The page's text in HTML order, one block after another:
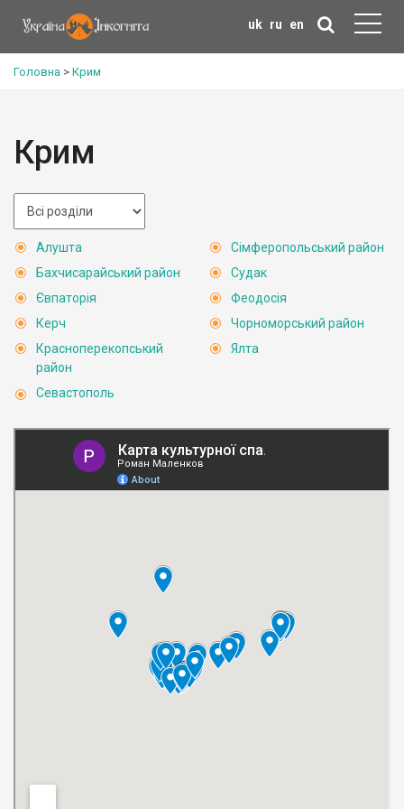
uk ru en
Головна > Крим
Крим
Алушта
Бахчисарайський район
Євпаторія
Керч
Красноперекопський
район
Севастополь
Сімферопольський район
Судак
Феодосія
Чорноморський район
Ялта